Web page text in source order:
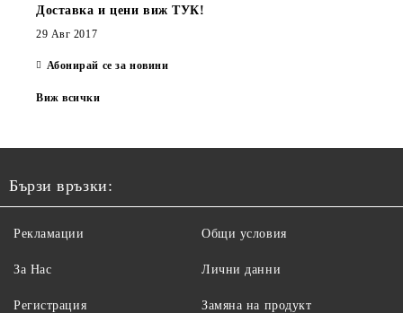
Доставка и цени виж ТУК!
29 Авг 2017
Абонирай се за новини
Виж всички
Бързи връзки:
Рекламации
За Нас
Регистрация
Общи условия
Лични данни
Замяна на продукт